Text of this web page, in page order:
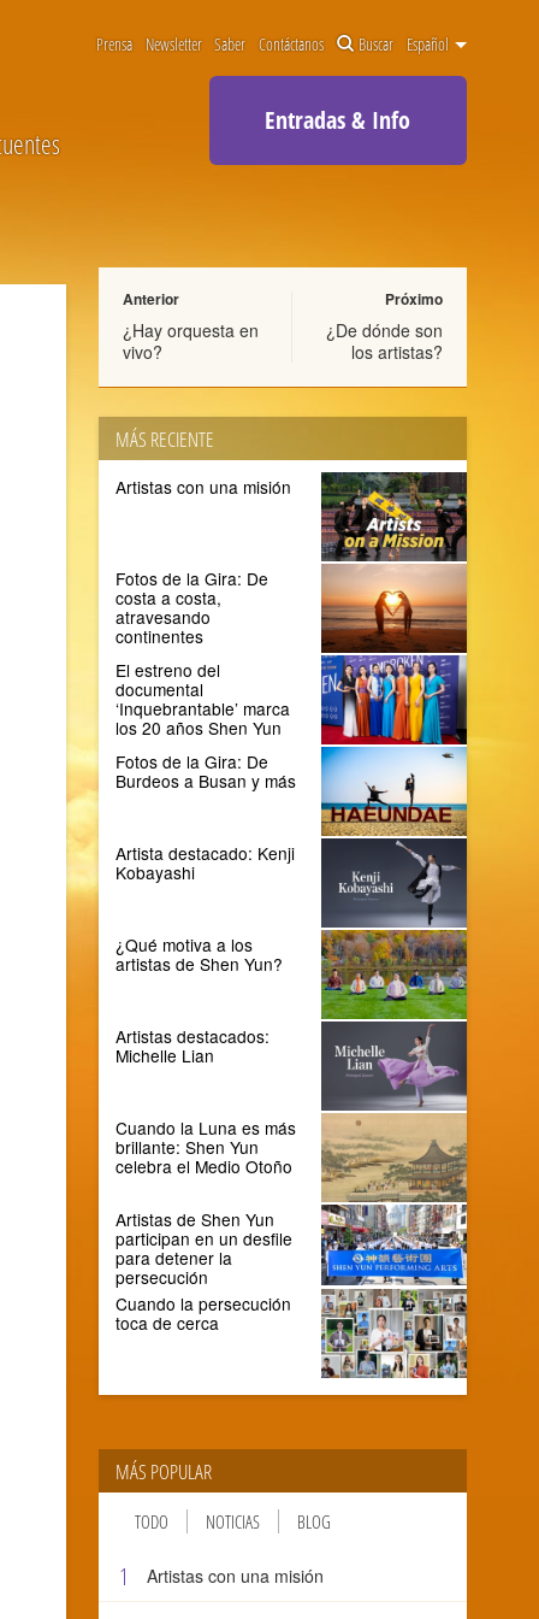
Prensa Newsletter Saber Contáctanos Buscar Español
Entradas & Info
Anterior
¿Hay orquesta en
vivo?
Próximo
¿De dónde son
los artistas?
MÁS RECIENTE
Artistas con una misión
Fotos de la Gira: De
costa a costa,
atravesando
continentes
El estreno del
documental
‘Inquebrantable’ marca
los 20 años Shen Yun
Fotos de la Gira: De
Burdeos a Busan y más
Artista destacado: Kenji
Kobayashi
¿Qué motiva a los
artistas de Shen Yun?
Artistas destacados:
Michelle Lian
Cuando la Luna es más
brillante: Shen Yun
celebra el Medio Otoño
Artistas de Shen Yun
participan en un desfile
para detener la
persecución
Cuando la persecución
toca de cerca
MÁS POPULAR
TODO NOTICIAS BLOG
1 Artistas con una misión